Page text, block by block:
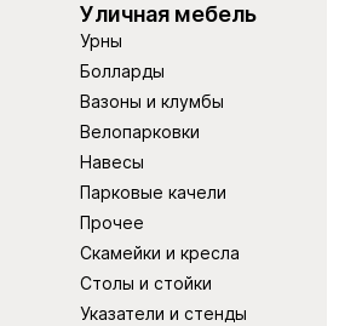
Уличная мебель
Урны
Болларды
Вазоны и клумбы
Велопарковки
Навесы
Парковые качели
Прочее
Скамейки и кресла
Столы и стойки
Указатели и стенды